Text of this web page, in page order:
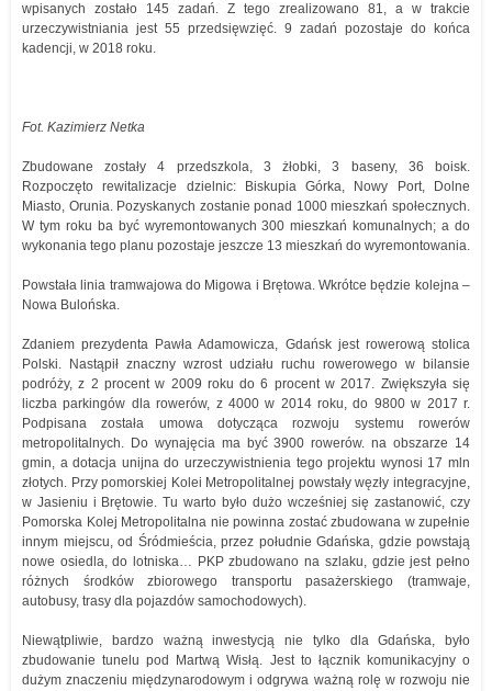
wpisanych zostało 145 zadań. Z tego zrealizowano 81, a w trakcie
urzeczywistniania jest 55 przedsięwzięć. 9 zadań pozostaje do końca
kadencji, w 2018 roku.
Fot. Kazimierz Netka
Zbudowane zostały 4 przedszkola, 3 żłobki, 3 baseny, 36 boisk.
Rozpoczęto rewitalizacje dzielnic: Biskupia Górka, Nowy Port, Dolne
Miasto, Orunia. Pozyskanych zostanie ponad 1000 mieszkań społecznych.
W tym roku ba być wyremontowanych 300 mieszkań komunalnych; a do
wykonania tego planu pozostaje jeszcze 13 mieszkań do wyremontowania.
Powstała linia tramwajowa do Migowa i Brętowa. Wkrótce będzie kolejna –
Nowa Bulońska.
Zdaniem prezydenta Pawła Adamowicza, Gdańsk jest rowerową stolica
Polski. Nastąpił znaczny wzrost udziału ruchu rowerowego w bilansie
podróży, z 2 procent w 2009 roku do 6 procent w 2017. Zwiększyła się
liczba parkingów dla rowerów, z 4000 w 2014 roku, do 9800 w 2017 r.
Podpisana została umowa dotycząca rozwoju systemu rowerów
metropolitalnych. Do wynajęcia ma być 3900 rowerów. na obszarze 14
gmin, a dotacja unijna do urzeczywistnienia tego projektu wynosi 17 mln
złotych. Przy pomorskiej Kolei Metropolitalnej powstały węzły integracyjne,
w Jasieniu i Brętowie. Tu warto było dużo wcześniej się zastanowić, czy
Pomorska Kolej Metropolitalna nie powinna zostać zbudowana w zupełnie
innym miejscu, od Śródmieścia, przez południe Gdańska, gdzie powstają
nowe osiedla, do lotniska… PKP zbudowano na szlaku, gdzie jest pełno
różnych środków zbiorowego transportu pasażerskiego (tramwaje,
autobusy, trasy dla pojazdów samochodowych).
Niewątpliwie, bardzo ważną inwestycją nie tylko dla Gdańska, było
zbudowanie tunelu pod Martwą Wisłą. Jest to łącznik komunikacyjny o
dużym znaczeniu międzynarodowym i odgrywa ważną rolę w rozwoju nie